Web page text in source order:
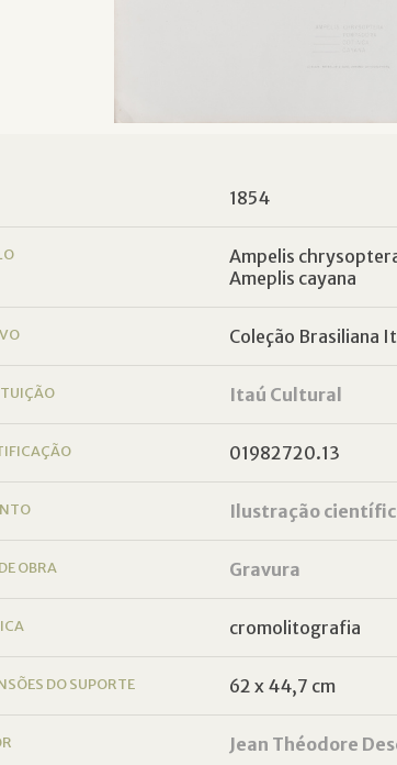
1854
Ampelis
Ameplis cayana
Coleção Brasiliana
Itaú Cultural
01982720.13
Ilustração
OBRA Gravura
cromolitografia
DO SUPORTE 62 x 44,7 cm
Jean Théodore